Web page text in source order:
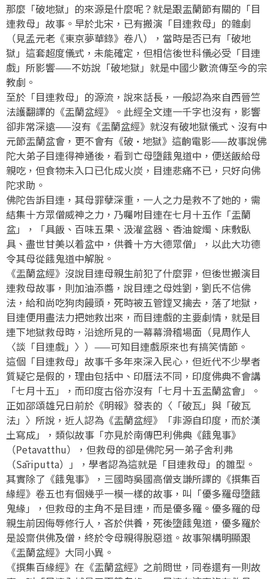
那麼「破地獄」的來源是什麼呢？就是跟盂蘭節有關的「目
連救母」故事。早於北宋，已有搬演「目連救母」的雜劇
（見孟元老《東京夢華錄》卷八），當時是否已有「破地
獄」這套超度儀式，未能確定，但相信後世科儀必受「目連
戲」所影響——不妨說「破地獄」就是中國少數流傳至今的宗
教劇。
至於「目連救母」的源流，說來話長，一般認為來自西晉竺
法護翻譯的《盂蘭盆經》。此經全文連一千字也沒有，影響
卻非常深遠——沒有《盂蘭盆經》就沒有破地獄儀式、沒有中
元節盂蘭盆會，更不會有《破·地獄》這齣電影——故事說佛
陀大弟子目連得神通後，看到亡母墮餓鬼道中，便送飯給母
親吃，但食物未入口已化成火炭，目連悲痛不已，只好向佛
陀求助。
佛陀告訴目連，其母罪孽深重，一人之力是救不了她的，需
結集十方眾僧威神之力，乃囑咐目連在七月十五作「盂蘭
盆」，「具飯、百味五果、汲灌盆器、香油錠燭、床敷臥
具、盡世甘美以着盆中，供養十方大德眾僧」，以此大功德
令其母從餓鬼道中解脫。
《盂蘭盆經》沒說目連母親生前犯了什麼罪，但後世搬演目
連救母故事，則加油添醬，說目連之母姓劉，劉氏不信佛
法，給和尚吃狗肉饅頭，死時被五管鏜叉擒去，落了地獄，
目連便用盡法力把她救出來，而目連戲的主要劇情，就是目
連下地獄救母時，沿途所見的一幕幕滑稽場面（見周作人
〈談「目連戲」〉）——可知目連戲原來也有搞笑情節。
這個「目連救母」故事千多年來深入民心，但近代不少學者
質疑它是假的，理由包括中、印曆法不同，印度佛典不會講
「七月十五」，而印度古俗亦沒有「七月十五盂蘭盆會」。
正如邵頌雄兄日前於《明報》發表的〈「破瓦」與「破瓦
法」〉所說，近人認為《盂蘭盆經》「非源自印度，而於漢
土寫成」，類似故事「亦見於南傳巴利佛典《餓鬼事》
（Petavatthu），但救母的卻是佛陀另一弟子舍利弗
（Sāriputta）」，學者認為這就是「目連救母」的雛型。
其實除了《餓鬼事》，三國時吳國高僧支謙所譯的《撰集百
緣經》卷五也有個幾乎一模一樣的故事，叫「優多羅母墮餓
鬼緣」，但救母的主角不是目連，而是優多羅。優多羅的母
親生前因侮辱修行人，吝於供養，死後墮餓鬼道，優多羅於
是設齋供佛及僧，終於令母親得脫惡道。故事架構明顯跟
《盂蘭盆經》大同小異。
《撰集百緣經》在《盂蘭盆經》之前問世，同卷還有一則故